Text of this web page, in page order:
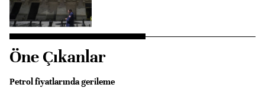
Öne Çıkanlar
Petrol fiyatlarında gerileme